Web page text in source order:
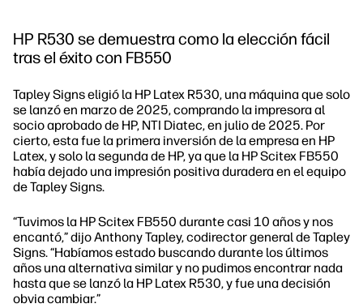
HP R530 se demuestra como la elección fácil
tras el éxito con FB550
Tapley Signs eligió la HP Latex R530, una máquina que solo
se lanzó en marzo de 2025, comprando la impresora al
socio aprobado de HP, NTI Diatec, en julio de 2025. Por
cierto, esta fue la primera inversión de la empresa en HP
Latex, y solo la segunda de HP, ya que la HP Scitex FB550
había dejado una impresión positiva duradera en el equipo
de Tapley Signs.
“Tuvimos la HP Scitex FB550 durante casi 10 años y nos
encantó,” dijo Anthony Tapley, codirector general de Tapley
Signs. “Habíamos estado buscando durante los últimos
años una alternativa similar y no pudimos encontrar nada
hasta que se lanzó la HP Latex R530, y fue una decisión
obvia cambiar.”